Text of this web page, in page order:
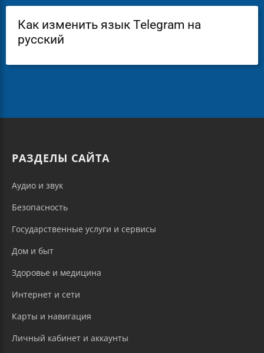
Как изменить язык Telegram на
русский
РАЗДЕЛЫ САЙТА
Аудио и звук
Безопасность
Государственные услуги и сервисы
Дом и быт
Здоровье и медицина
Интернет и сети
Карты и навигация
Личный кабинет и аккаунты